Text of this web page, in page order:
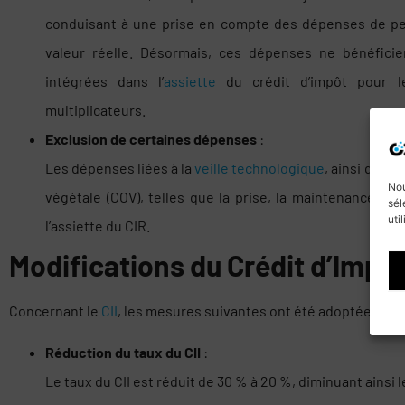
conduisant à une prise en compte des dépenses de
valeur réelle. Désormais, ces dépenses ne
intégrées dans l’assiette du crédit d’impôt pour
multiplicateurs.
Exclusion de certaines dépenses :
Les dépenses liées à laveille technologique, ainsi que
végétale (COV), telles que la prise, la maintenance et
l’assiette du CIR.
Modifications du Crédit
Concernant le CII, les mesures suivantes ont été adoptées :
Réduction du taux du CII :
Le taux du CII est réduit de 30 % à 20 %, diminuant